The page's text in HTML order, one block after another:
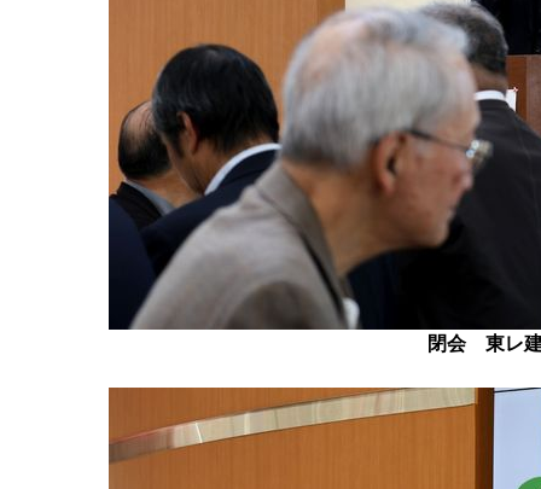
閉会 東レ